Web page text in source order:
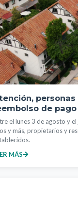
de
el lunes 3 de agosto y
y más, propietarios y
MÁS